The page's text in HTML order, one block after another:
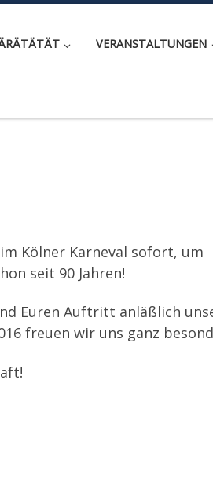
VERANSTALTUNGEN
Kölner Karneval sofort, um
seit 90 Jahren!
Euren Auftritt anläßlich
freuen wir uns ganz